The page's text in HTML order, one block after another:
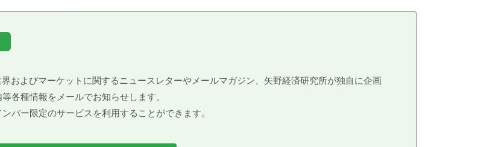
およびマーケットに関するニュースレターやメールマガジン、矢野経済研究所が独自に企画
各種情報をメールでお知らせします。
バー限定のサービスを利用することができます。